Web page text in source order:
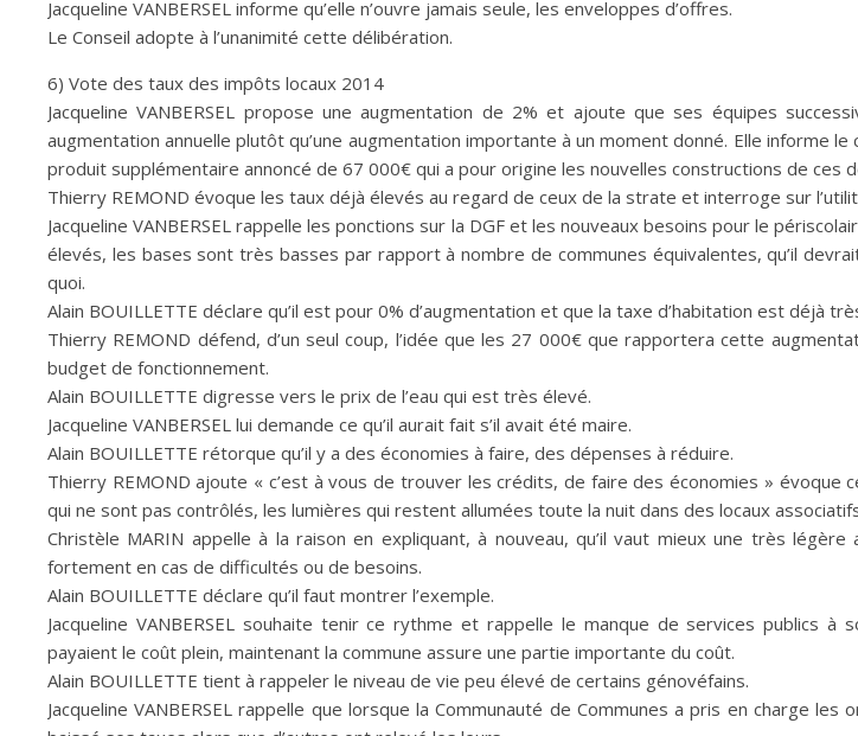
Jacqueline VANBERSEL informe qu’elle n’ouvre jamais seule, les enveloppes d’offres.
Le Conseil adopte à l’unanimité cette délibération.
6) Vote des taux des impôts locaux 2014
Jacqueline VANBERSEL propose une augmentation de 2% et ajoute que ses équipes
augmentation annuelle plutôt qu’une augmentation importante à un moment donné. Elle informe le
produit supplémentaire annoncé de 67 000€ qui a pour origine les nouvelles constructions de ces
Thierry REMOND évoque les taux déjà élevés au regard de ceux de la strate et interroge sur
Jacqueline VANBERSEL rappelle les ponctions sur la DGF et les nouveaux besoins pour le
élevés, les bases sont très basses par rapport à nombre de communes équivalentes, qu’il
quoi.
Alain BOUILLETTE déclare qu’il est pour 0% d’augmentation et que la taxe d’habitation est déjà
Thierry REMOND défend, d’un seul coup, l’idée que les 27 000€ que rapportera cette
budget de fonctionnement.
Alain BOUILLETTE digresse vers le prix de l’eau qui est très élevé.
Jacqueline VANBERSEL lui demande ce qu’il aurait fait s’il avait été maire.
Alain BOUILLETTE rétorque qu’il y a des économies à faire, des dépenses à réduire.
Thierry REMOND ajoute « c’est à vous de trouver les crédits, de faire des économies » évoque
qui ne sont pas contrôlés, les lumières qui restent allumées toute la nuit dans des locaux
Christèle MARIN appelle à la raison en expliquant, à nouveau, qu’il vaut mieux une très légère
fortement en cas de difficultés ou de besoins.
Alain BOUILLETTE déclare qu’il faut montrer l’exemple.
Jacqueline VANBERSEL souhaite tenir ce rythme et rappelle le manque de services publics à
payaient le coût plein, maintenant la commune assure une partie importante du coût.
Alain BOUILLETTE tient à rappeler le niveau de vie peu élevé de certains génovéfains.
Jacqueline VANBERSEL rappelle que lorsque la Communauté de Communes a pris en charge les